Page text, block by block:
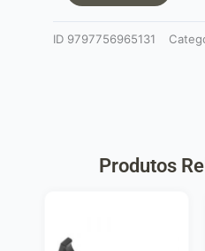
vermelho
ID 9797756965131
Produtos